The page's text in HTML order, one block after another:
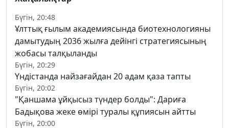
Бүгін, 20:48
Ұлттық ғылым академиясында биотехнологияны
дамытудың 2036 жылға дейінгі стратегиясының
жобасы талқыланды
Бүгін, 20:29
Үндістанда найзағайдан 20 адам қаза тапты
Бүгін, 20:02
"Қаншама ұйқысыз түндер болды": Дариға
Бадықова жеке өмірі туралы құпиясын айтты
Бүгін, 20:00